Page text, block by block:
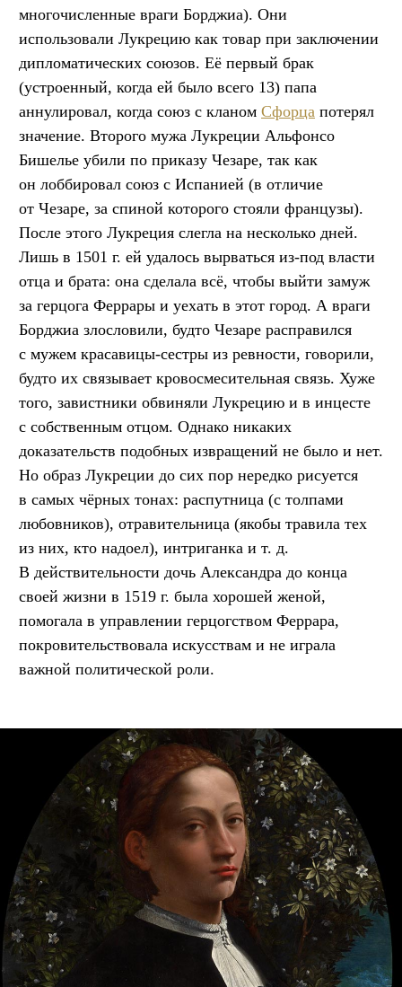
многочисленные враги Борджиа). Они
использовали Лукрецию как товар при заключении
дипломатических союзов. Её первый брак
(устроенный, когда ей было всего 13) папа
аннулировал, когда союз с кланом Сфорца потерял
значение. Второго мужа Лукреции Альфонсо
Бишелье убили по приказу Чезаре, так как
он лоббировал союз с Испанией (в отличие
от Чезаре, за спиной которого стояли французы).
После этого Лукреция слегла на несколько дней.
Лишь в 1501 г. ей удалось вырваться из-под власти
отца и брата: она сделала всё, чтобы выйти замуж
за герцога Феррары и уехать в этот город. А враги
Борджиа злословили, будто Чезаре расправился
с мужем красавицы-сестры из ревности, говорили,
будто их связывает кровосмесительная связь. Хуже
того, завистники обвиняли Лукрецию и в инцесте
с собственным отцом. Однако никаких
доказательств подобных извращений не было и нет.
Но образ Лукреции до сих пор нередко рисуется
в самых чёрных тонах: распутница (с толпами
любовников), отравительница (якобы травила тех
из них, кто надоел), интриганка и т. д.
В действительности дочь Александра до конца
своей жизни в 1519 г. была хорошей женой,
помогала в управлении герцогством Феррара,
покровительствовала искусствам и не играла
важной политической роли.